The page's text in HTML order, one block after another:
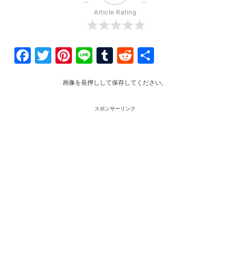
Article Rating
Facebook
Twitter
Pinterest
LineTumblr
Reddit
画像を長押しして保存してください。
スポンサーリンク